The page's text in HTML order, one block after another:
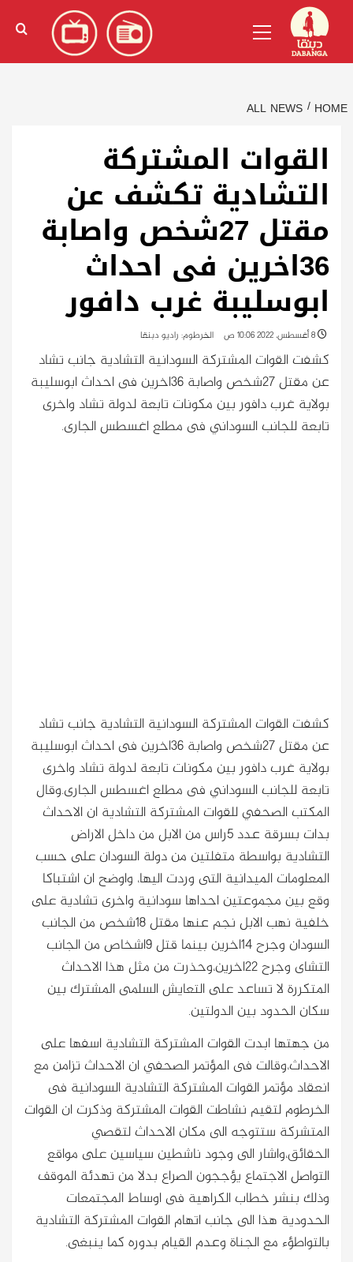
content
الإنجليزية)
Menu
HOME
ALL NEWS
القوات المشتركة
التشادية تكشف عن
مقتل 27شخص واصابة
36اخرين فى احداث
ابوسليبة غرب دافور
الخرطوم: راديو دبنقا
كشفت القوات المشتركة السودانية التشادية جانب تشاد
عن مقتل 27شخص واصابة 36اخرين فى احداث ابوسليبة
بولاية غرب دافور بين مكونات تابعة لدولة تشاد واخرى
تابعة للجانب السوداني فى مطلع اغسطس الجارى.
كشفت القوات المشتركة السودانية التشادية جانب تشاد
عن مقتل 27شخص واصابة 36اخرين فى احداث ابوسليبة
بولاية غرب دافور بين مكونات تابعة لدولة تشاد واخرى
تابعة للجانب السوداني فى مطلع اغسطس الجارى.وقال
المكتب الصحفي للقوات المشتركة التشادية ان الاحداث
بدات بسرقة عدد 5راس من الابل من داخل الاراض
التشادية بواسطة متفلتين من دولة السودان على حسب
المعلومات الميدانية التى وردت اليها، واوضح ان اشتباكا
وقع بين مجموعتين احداها سودانية واخرى تشادية على
خلفية نهب الابل نجم عنها مقتل 18شخص من الجانب
السودان وجرح 14اخرين بينما قتل 9اشخاص من الجانب
التشاى وجرح 22اخرين،وحذرت من مثل هذا الاحداث
المتكررة لا تساعد على التعايش السلمى المشترك بين
سكان الحدود بين الدولتين.
من جهتها ابدت القوات المشتركة التشادية اسفها على
الاحداث،وقالت فى المؤتمر الصحفي ان الاحداث تزامن مع
انعقاد مؤتمر القوات المشتركة التشادية السودانية فى
الخرطوم لتقيم نشاطت القوات المشتركة وذكرت ان القوات
المتشركة ستتوجه الى مكان الاحداث لتقصي
الحقائق،واشار الى وجود ناشطين سياسين على مواقع
التواصل الاجتماع يؤججون الصراع بدلا من تهدئة الموقف
وذلك بنشر خطاب الكراهية فى اوساط المجتمعات
الحدودية هذا الى جانب اتهام القوات المشتركة التشادية
بالتواطؤء مع الجناة وعدم القيام بدوره كما ينبغى.